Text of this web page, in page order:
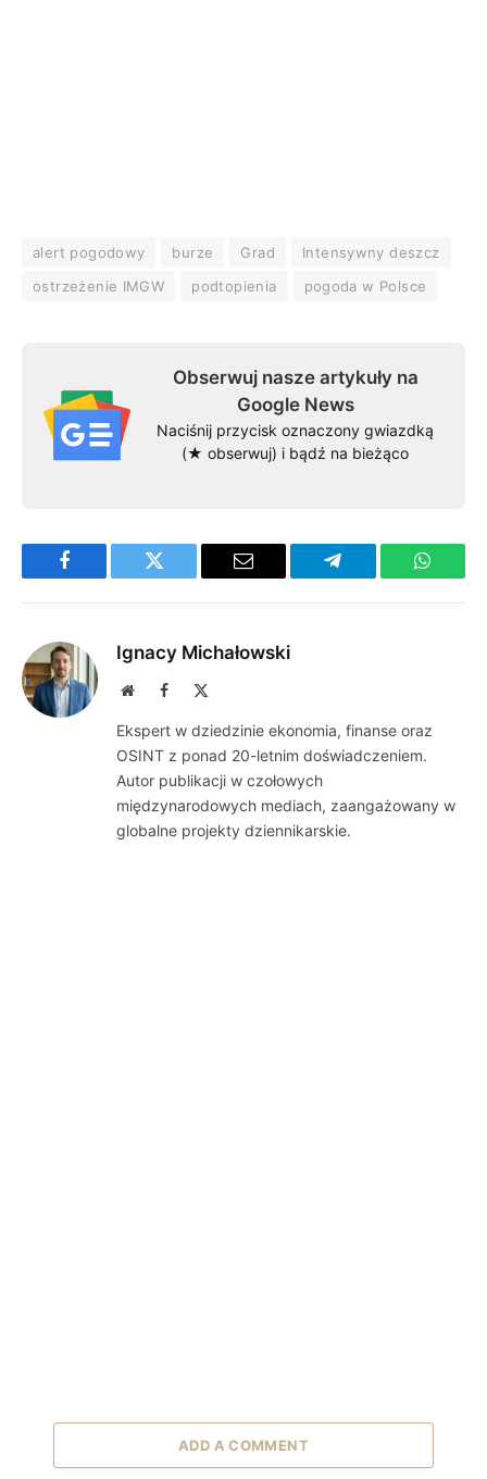
alert pogodowy burze Grad
Intensywny deszcz
ostrzeżenie IMGW
podtopienia pogoda w Polsce
Obserwuj nasze artykuły na
Google News
Naciśnij przycisk oznaczony gwiazdką
(★ obserwuj) i bądź na bieżąco
Facebook Twitter Email Telegram
Ignacy Michałowski
WebsiteFacebook
Ekspert w dziedzinie ekonomia, finanse oraz
OSINT z ponad 20-letnim doświadczeniem.
Autor publikacji w czołowych
międzynarodowych mediach, zaangażowany w
globalne projekty dziennikarskie.
ADD A COMMENT